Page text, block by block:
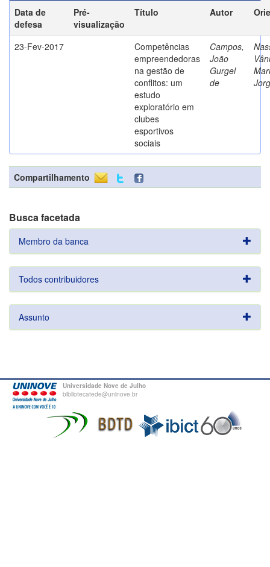
Data de
defesa
Pré-
visualização
Título Autor
23-Fev-2017
Competências
empreendedoras
na gestão de
conflitos: um
estudo
exploratório em
clubes
esportivos
sociais
Campos,
João
Gurgel
de
Compartilhamento
Busca facetada
Membro da banca
Todos contribuidores
Assunto
Universidade Nove de Julho
bibliotecatede@uninove.br